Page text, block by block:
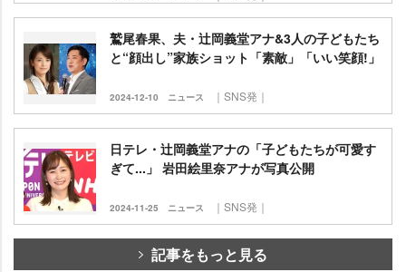
鷲尾春果、夫・辻岡義堂アナ&3人の子どもたち
と“顔出し”家族ショット「素敵」「いい笑顔!」
2024-12-10 ニュース ｜SNS発｜
日テレ・辻岡義堂アナの「子どもたちが可愛す
ぎて...」 岩田絵里奈アナが写真公開
2024-11-25 ニュース ｜SNS発｜
記事をもっと見る